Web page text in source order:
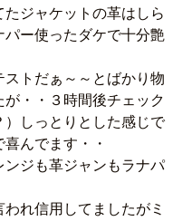
ジャケットの革はしら
パー使ったダケで十分艶
トだぁ～～とばかり物
・・３時間後チェック
）しっとりとした感じで
んでます・・
ジも革ジャンもラナパ
れ信用してましたがミ